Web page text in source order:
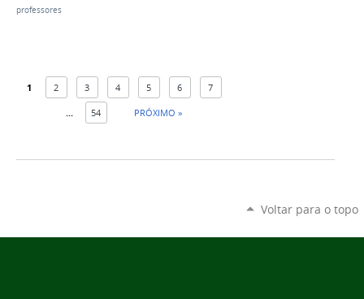
professores
1 2 3 4 5 6 7
... 54 PRÓXIMO »
Voltar para o topo